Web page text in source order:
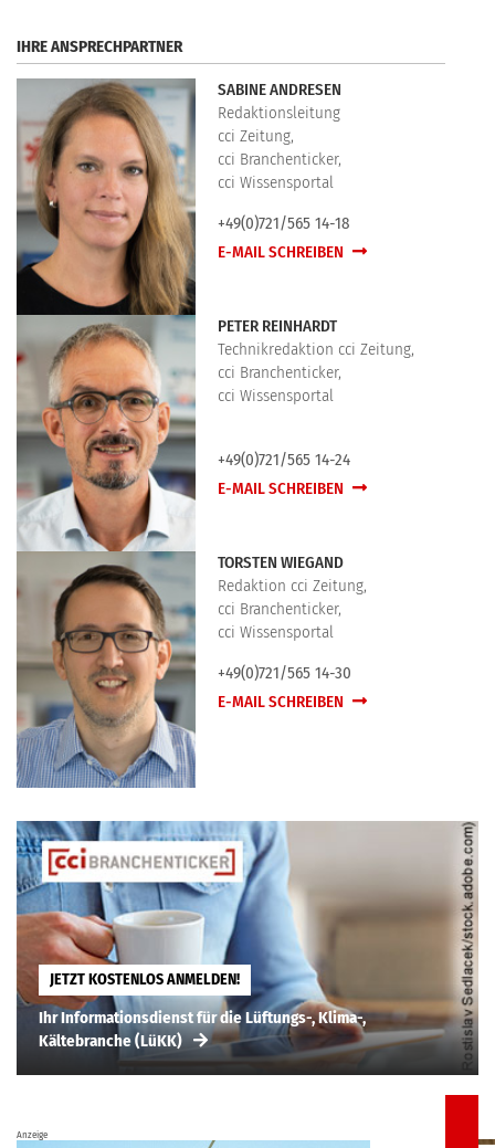
IHRE ANSPRECHPARTNER
SABINE ANDRESEN
Redaktionsleitung
cci Zeitung,
cci Branchenticker,
cci Wissensportal
+49(0)721/565 14-18
E-MAIL SCHREIBEN
PETER REINHARDT
Technikredaktion cci Zeitung,
cci Branchenticker,
cci Wissensportal
+49(0)721/565 14-24
E-MAIL SCHREIBEN
TORSTEN WIEGAND
Redaktion cci Zeitung,
cci Branchenticker,
cci Wissensportal
+49(0)721/565 14-30
E-MAIL SCHREIBEN
JETZT KOSTENLOS ANMELDEN!
Ihr Informationsdienst für die Lüftungs-, Klima-,
Kältebranche (LüKK)
Anzeige